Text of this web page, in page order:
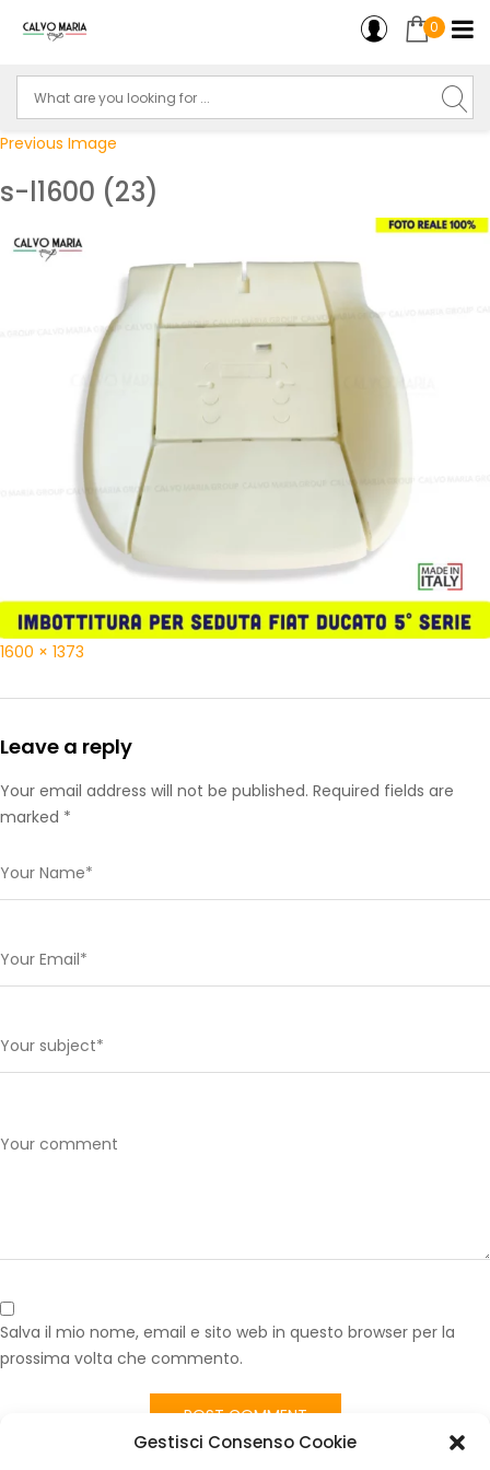
Gestisci Consenso Cookie
0
Previous Image
s-l1600 (23)
1600 × 1373
Leave a reply
Your email address will not be published. Required fields are
marked *
Salva il mio nome, email e sito web in questo browser per la
prossima volta che commento.
Imbottitura Seduta Anteriore Fiat Ducato Serie 5